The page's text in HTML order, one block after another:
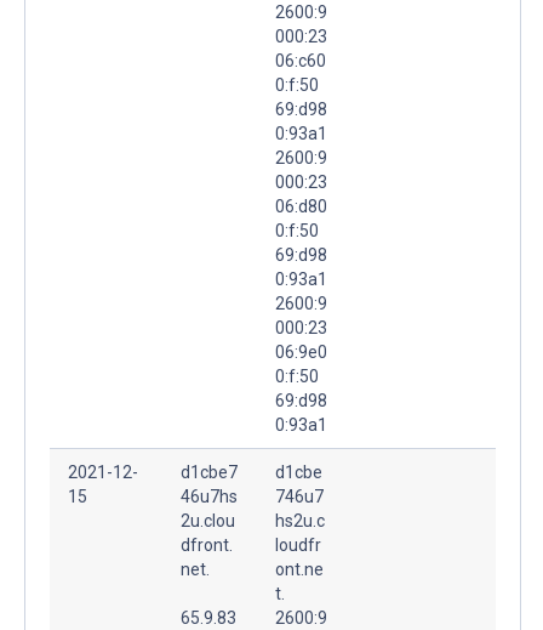
2600:9
000:23
06:c60
0:f:50
69:d98
0:93a1
2600:9
000:23
06:d80
0:f:50
69:d98
0:93a1
2600:9
000:23
06:9e0
0:f:50
69:d98
0:93a1
2021-12-
15
d1cbe7
46u7hs
2u.clou
dfront.
net.
65.9.83
d1cbe
746u7
hs2u.c
loudfr
ont.ne
t.
2600:9